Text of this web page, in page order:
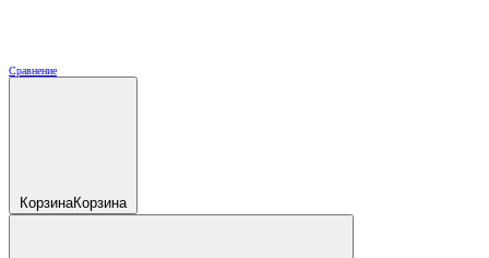
Сравнение
КорзинаКорзина